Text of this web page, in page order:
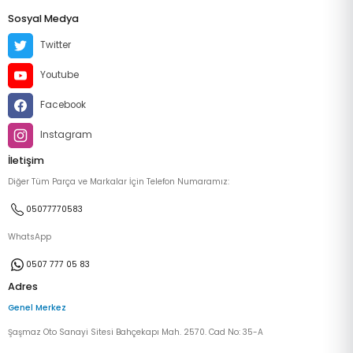
Sosyal Medya
Twitter
Youtube
Facebook
Instagram
İletişim
Diğer Tüm Parça ve Markalar İçin Telefon Numaramız:
05077770583
WhatsApp
0507 777 05 83
Adres
Genel Merkez
Şaşmaz Oto Sanayi Sitesi Bahçekapı Mah. 2570. Cad No: 35-A